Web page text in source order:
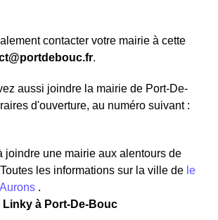
contacter votre mairie à cette
.
aussi joindre la mairie de Port-De-
d'ouverture, au numéro suivant :
joindre une mairie aux alentours de
les informations sur la ville de le
.
Linky à Port-De-Bouc